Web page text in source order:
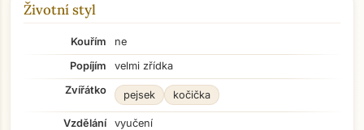
Životní styl
Kouřím
ne
Popíjím
velmi zřídka
Zvířátko
pejsek kočička
Vzdělání
vyučení